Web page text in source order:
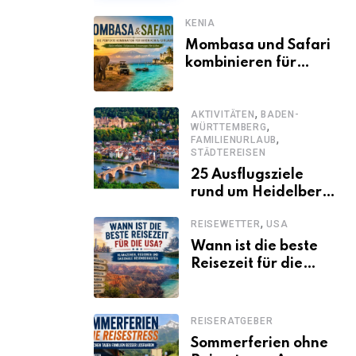
KENIA
Mombasa und Safari
kombinieren für
Kenia-Urlaub
AKTIVITÄTEN , BADEN-
WÜRTTEMBERG,
FAMILIENURLAUB,
STÄDTEREISEN
25 Ausflugsziele
rund um Heidelberg,
sollte
REISEWETTER, USA
Wann ist die beste
Reisezeit für die
saisonale
Besonderheiten
REISERATGEBER
Sommerferien ohne